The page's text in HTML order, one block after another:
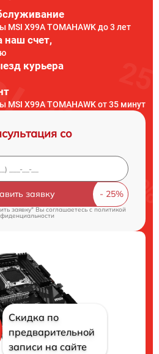
MSI X99A TOMAHAWK до 3 лет
наш счет,
курьера
MSI X99A TOMAHAWK от 35 минут
со
заявку
заявку" Вы соглашаетесь cполитикой
Скидка по
предварительной
записи на сайте